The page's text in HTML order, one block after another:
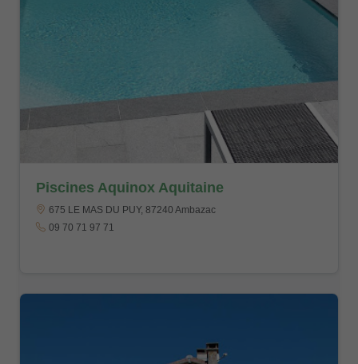
Piscines Aquinox Aquitaine
675 LE MAS DU PUY, 87240 Ambazac
09 70 71 97 71